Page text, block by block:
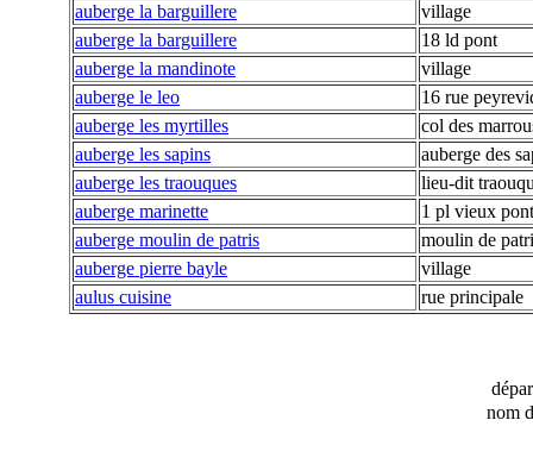
auberge la barguillere
village
auberge la barguillere
18 ld pont
auberge la mandinote
village
auberge le leo
16 rue
auberge les myrtilles
col des
auberge les sapins
auberge des
auberge les traouques
lieu-dit
auberge marinette
1 pl vieux pont
auberge moulin de patris
moulin de
auberge pierre bayle
village
aulus cuisine
rue principale
nom